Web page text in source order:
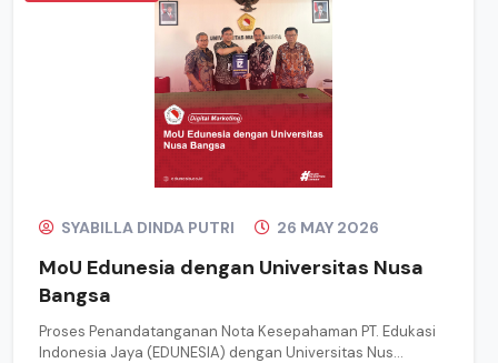
SYABILLA DINDA PUTRI 26 MAY 2026
MoU Edunesia dengan Universitas Nusa
Bangsa
Proses Penandatanganan Nota Kesepahaman PT. Edukasi
Indonesia Jaya (EDUNESIA) dengan Universitas Nus...